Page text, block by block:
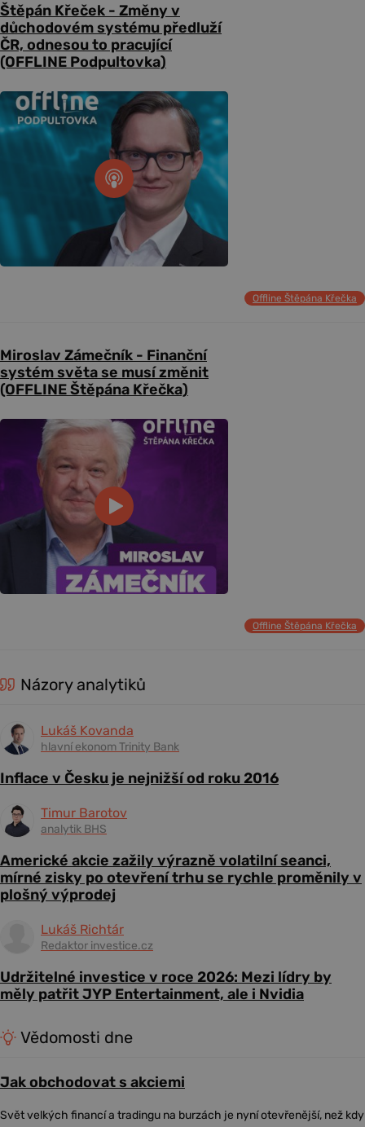
Štěpán Křeček - Změny v
důchodovém systému předluží
ČR, odnesou to pracující
(OFFLINE Podpultovka)
Offline Štěpána Křečka
Miroslav Zámečník - Finanční
systém světa se musí změnit
(OFFLINE Štěpána Křečka)
Offline Štěpána Křečka
Názory analytiků
Lukáš Kovanda
hlavní ekonom Trinity Bank
Inflace v Česku je nejnižší od roku 2016
Timur Barotov
analytik BHS
Americké akcie zažily výrazně volatilní seanci,
mírné zisky po otevření trhu se rychle proměnily v
plošný výprodej
Lukáš Richtár
Redaktor investice.cz
Udržitelné investice v roce 2026: Mezi lídry by
měly patřit JYP Entertainment, ale i Nvidia
Vědomosti dne
Jak obchodovat s akciemi
Svět velkých financí a tradingu na burzách je nyní otevřenější, než kdy